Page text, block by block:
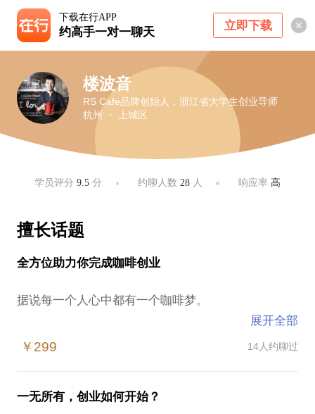
下载在行APP
约高手一对一聊天 立即下载
楼波音
RS Cafe品牌创始人，浙江省大学生创业导师
杭州 ・ 上城区
学员评分9.5 分 约聊人数 28人 响应率 高
擅长话题
全方位助力你完成咖啡创业
据说每一个人心中都有一个咖啡梦。
店，贸易……看似简单的行业，最后大部分人铩羽而
无论你咖啡馆卖氛围，卖环境，卖产品，还是卖服
展开全部
￥299 14人约聊过
一无所有，创业如何开始？